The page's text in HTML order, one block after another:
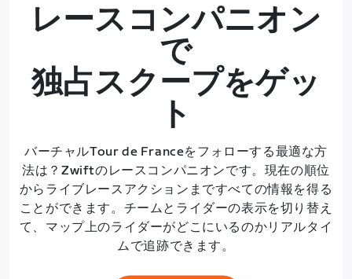
レースコンパニオン
で
独占スクープをゲッ
ト
バーチャルTour de Franceをフォローする最適な方
法は？Zwiftのレースコンパニオンです。現在の順位
からライブレースアクションまですべての情報を得る
ことができます。チームとライダーの表示を切り替え
て、マップ上のライダーがどこにいるのかリアルタイ
ムで追跡できます。